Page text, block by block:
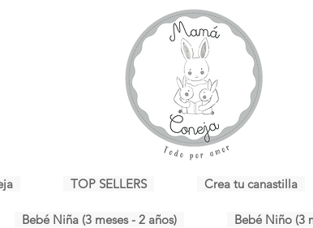
TOP SELLERS Crea tu canastilla
Bebé Niña (3 meses - 2 años) Bebé Niño (3